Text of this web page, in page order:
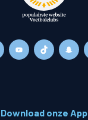
Download onze App